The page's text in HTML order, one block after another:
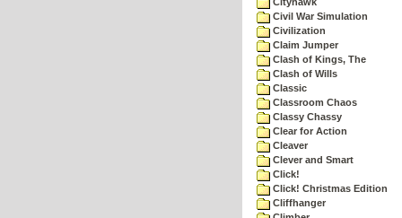
Civil War Simulation
Civilization
Claim Jumper
Clash of Kings, The
Clash of Wills
Classic
Classroom Chaos
Classy Chassy
Clear for Action
Cleaver
Clever and Smart
Click!
Click! Christmas Edition
Cliffhanger